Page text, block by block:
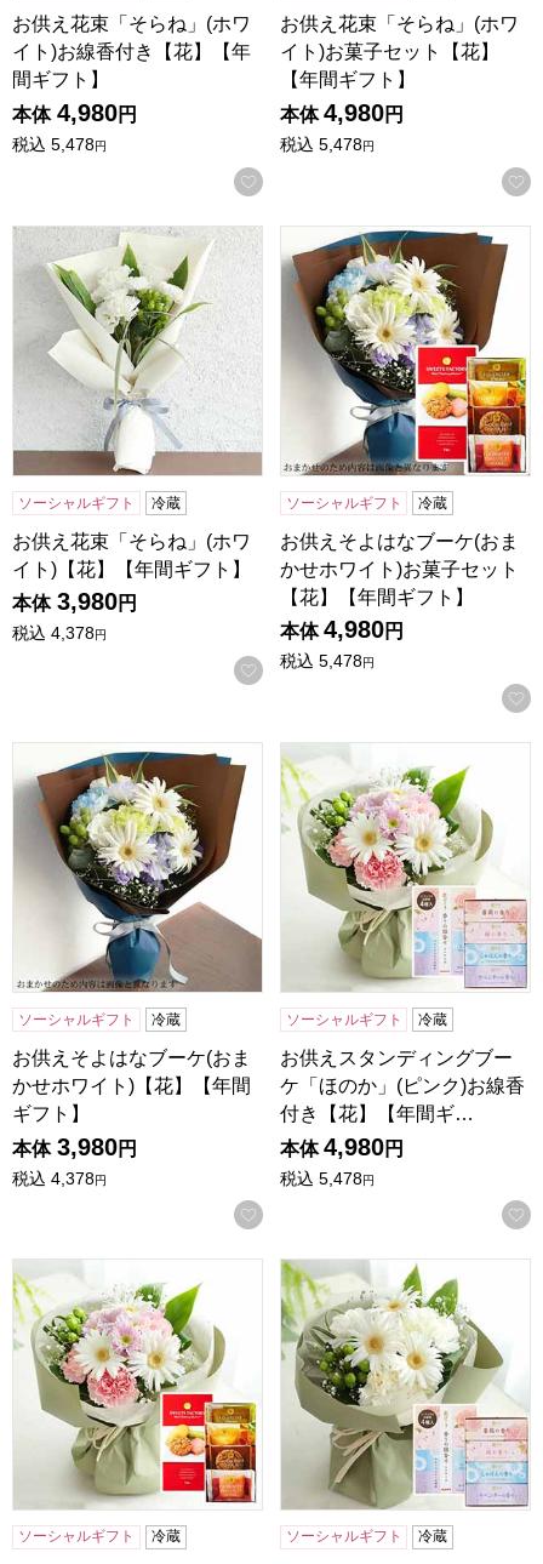
お供え花束「そらね」(ホワ
イト)お線香付き【花】【年
間ギフト】
本体 4,980円
税込 5,478円
お気に入りに登録する
お供え花束「そらね」(ホワ
イト)お菓子セット【花】
【年間ギフト】
本体 4,980円
税込 5,478円
お供え花束「そらね」(ホワイト)【花】【年間ギフト】
ソーシャルギフト 冷蔵
お供え花束「そらね」(ホワ
イト)【花】【年間ギフト】
本体 3,980円
税込 4,378円
お気に入りに登録する
お供えそよはなブーケ(おま
ソーシャルギフト 冷蔵
お供えそよはなブーケ(おま
かせホワイト)お菓子セット
【花】【年間ギフト】
本体 4,980円
税込 5,478円
お供えそよはなブーケ(おまかせホワイト)【花】【年間ギフ
ソーシャルギフト 冷蔵
お供えそよはなブーケ(おま
かせホワイト)【花】【年間
ギフト】
本体 3,980円
税込 4,378円
お気に入りに登録する
お供えスタンディングブーケ
ソーシャルギフト 冷蔵
お供えスタンディングブー
ケ「ほのか」(ピンク)お線香
付き【花】【年間ギ…
本体 4,980円
税込 5,478円
お供えスタンディングブーケ「ほのか」(ピンク)お菓子セッ
ソーシャルギフト 冷蔵
お供えスタンディングブーケ
ソーシャルギフト 冷蔵